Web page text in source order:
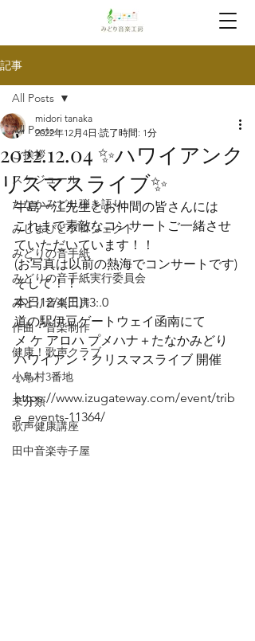
記事
All Posts
ご挨拶
スケジュール
たなかみどり弾き語り
みしまびとプロジェクト
みどりの音手紙
みどりの音手紙実行委員会
みどり音楽工房
作曲・音楽制作
健康！歌声クラブ
小鳥村3番地
未分類
歌声健康講座
田中音楽寺子屋
All Posts
2022.12.04 ✨ハワイアンク
リスマスライブ✨
midori tanaka
2022年12月4日 読了時間: 1分
牛島一江先生とお仲間の皆さんには
これまで素敵なコンサートご一緒させ
ていただいています！！
(お写真は以前の熱海でコンサートです)
そして！！
本日12/4(日)13:.0
道の駅伊豆ゲートウェイ函南にて
メ ケ アロハ プメハナ＋たなかみどり
ハワイアン・クリスマスライブ 開催
✨✨
https://www.izugateway.com/event/trib
e_events-11364/